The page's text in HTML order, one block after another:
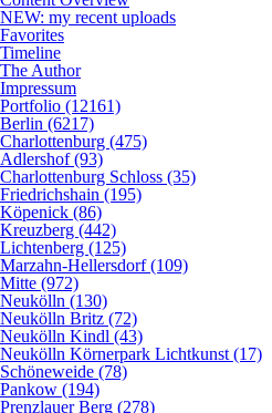
NEW: my recent uploads
Favorites
Timeline
The Author
Impressum
Portfolio (12161)
Berlin (6217)
Charlottenburg (475)
Adlershof (93)
Charlottenburg Schloss (35)
Friedrichshain (195)
Köpenick (86)
Kreuzberg (442)
Lichtenberg (125)
Marzahn-Hellersdorf (109)
Mitte (972)
Neukölln (130)
Neukölln Britz (72)
Neukölln Kindl (43)
Neukölln Körnerpark Lichtkunst (17)
Schöneweide (78)
Pankow (194)
Prenzlauer Berg (278)